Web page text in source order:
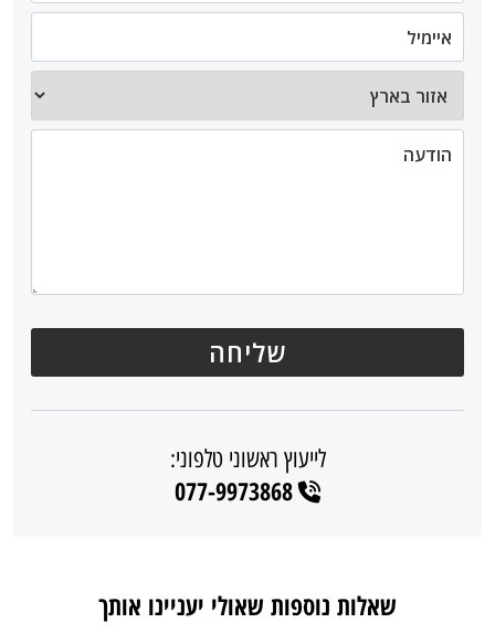
לייעוץ ראשוני טלפוני:
077-9973868
שאלות נוספות שאולי יעניינו אותך